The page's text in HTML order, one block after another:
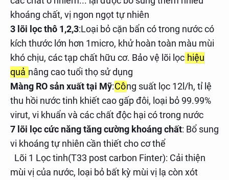
khoáng chất, vị ngon ngọt tự nhiên
3 lõi lọc thô 1,2,3:Loại bỏ cặn bẩn có trong nước có
kích thước lớn hơn 1micro, khử hoàn toàn màu mùi
khó chịu, các tạp chất hữu cơ. Bảo vệ lõi lọc hiệu
quả nâng cao tuổi thọ sử dụng
Màng RO sản xuất tại Mỹ:Công suất lọc 12l/h, tỉ lệ
thu hồi nước tinh khiết cao gấp đôi, loại bỏ 99.99%
virut, vi khuẩn và các chất độc hại có trong nước
7 lõi lọc cức năng tăng cường khoáng chất: Bổ sung
vi khoáng tự nhiên cần thiết cho cơ thể
Lõi 1 Lọc tinh(T33 post carbon Finter): Cải thiện
mùi vị của nước, loại bỏ bất kỳ mùi vị lạ còn xót